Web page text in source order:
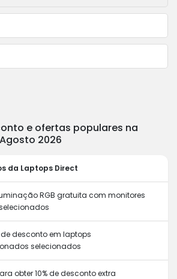
e ofertas populares na
2026
da Laptops Direct
RGB gratuita com monitores
desconto em laptops
selecionados
obter 10% de desconto extra